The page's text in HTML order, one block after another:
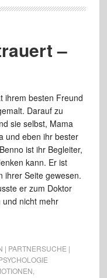
–
ihrem besten Freund
Darauf zu
sie selbst, Mama
und eben ihr bester
ist ihr Begleiter,
kann. Er ist
ihrer Seite gewesen.
er zum Doktor
und nicht mehr
| PARTNERSUCHE |